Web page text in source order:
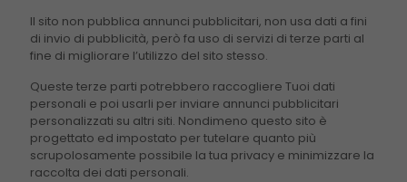
Il sito non pubblica annunci pubblicitari, non usa dati a fini
di invio di pubblicità, però fa uso di servizi di terze parti al
fine di migliorare l’utilizzo del sito stesso.
Queste terze parti potrebbero raccogliere Tuoi dati
personali e poi usarli per inviare annunci pubblicitari
personalizzati su altri siti. Nondimeno questo sito è
progettato ed impostato per tutelare quanto più
scrupolosamente possibile la tua privacy e minimizzare la
raccolta dei dati personali.